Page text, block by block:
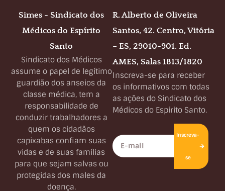
Simes - Sindicato dos
Médicos do Espírito
Santo
Sindicato dos Médicos
assume o papel de legítimo
guardião dos anseios da
classe médica, tem a
responsabilidade de
conduzir trabalhadores a
quem os cidadãos
capixabas confiam suas
vidas e de suas famílias
para que sejam salvas ou
protegidas dos males da
doença.
R. Alberto de Oliveira
Santos, 42. Centro, Vitória
– ES, 29010-901. Ed.
AMES, Salas 1813/1820
Inscreva-se para receber
os informativos com todas
as ações do Sindicato dos
Médicos do Espírito Santo.
Inscreva-
se